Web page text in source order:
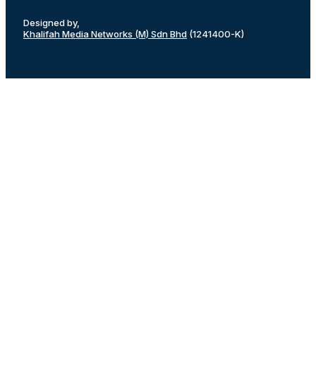
Designed by,
Khalifah Media Networks (M) Sdn Bhd (1241400-K)